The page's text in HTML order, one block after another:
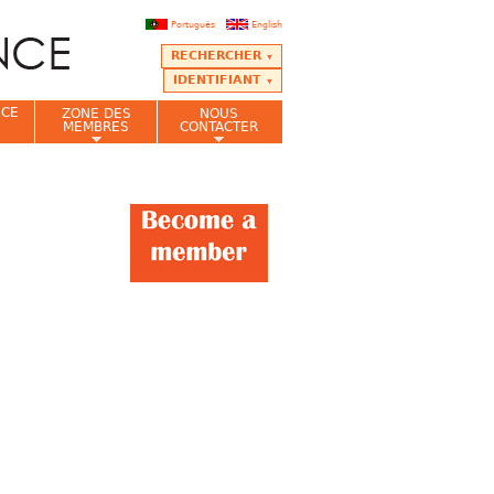
English
Português
RECHERCHER
IDENTIFIANT
ZONE DES
MEMBRES
NOUS
CONTACTER